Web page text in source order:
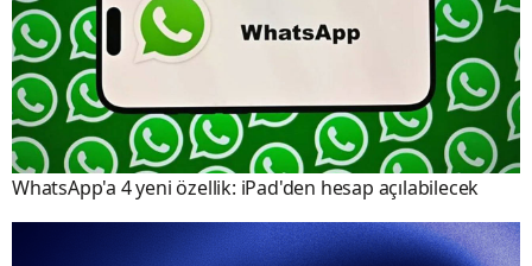
WhatsApp'a 4 yeni özellik: iPad'den hesap açılabilecek